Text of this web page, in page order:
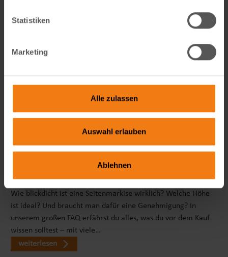
Statistiken
Marketing
Alle zulassen
Auswahl erlauben
Ablehnen
Wie blickdicht ist eine Seitenmarkise wirklich? Welche Höhe
ist ideal? Und braucht man dafür eine Genehmigung? In
unserem großen FAQ erfährst du alles, was du vor dem Kauf
wissen solltest – mit viele…
weiterlesen